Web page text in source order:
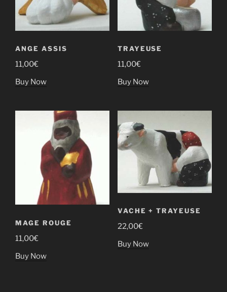
ANGE ASSIS
11,00€
Buy Now
TRAYEUSE
11,00€
Buy Now
MAGE ROUGE
11,00€
Buy Now
VACHE + TRAYEUSE
22,00€
Buy Now